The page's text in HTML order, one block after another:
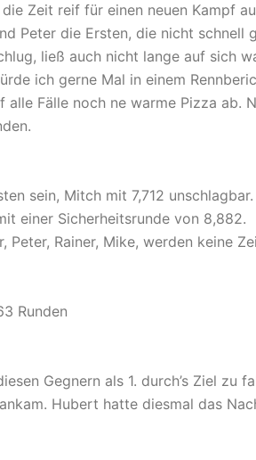
Zeit reif für einen neuen Kampf
Peter die Ersten, die nicht schnell
ließ auch nicht lange auf sich
ich gerne Mal in einem
alle Fälle noch ne warme Pizza ab.
sein, Mitch mit 7,712 unschlagbar.
einer Sicherheitsrunde von 8,882.
Peter, Rainer, Mike, werden keine
Runden
Gegnern als 1. durch’s Ziel zu
Hubert hatte diesmal das